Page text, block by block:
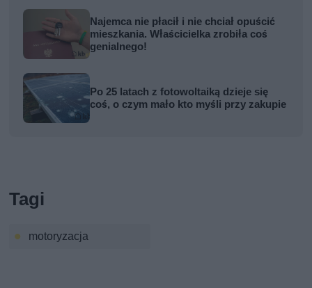
Najemca nie płacił i nie chciał opuścić
mieszkania. Właścicielka zrobiła coś
genialnego!
Po 25 latach z fotowoltaiką dzieje się
coś, o czym mało kto myśli przy zakupie
Tagi
motoryzacja